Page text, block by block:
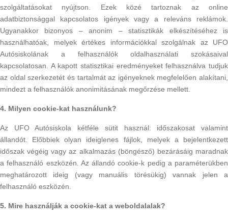
szolgáltatásokat nyújtson. Ezek közé tartoznak az online
adatbiztonsággal kapcsolatos igények vagy a releváns reklámok.
Ugyanakkor bizonyos – anonim – statisztikák elkészítéséhez is
használhatóak, melyek értékes információkkal szolgálnak az UFO
Autósiskolának a felhasználók oldalhasználati szokásaival
kapcsolatosan. A kapott statisztikai eredményeket felhasználva tudjuk
az oldal szerkezetét és tartalmát az igényeknek megfelelően alakítani,
mindezt a felhasználók anonimitásának megőrzése mellett.
4. Milyen cookie-kat használunk?
Az UFO Autósiskola kétféle sütit használ: időszakosat valamint
állandót. Előbbiek olyan ideiglenes fájlok, melyek a bejelentkezett
időszak végéig vagy az alkalmazás (böngésző) bezárásáig maradnak
a felhasználó eszközén. Az állandó cookie-k pedig a paraméterükben
meghatározott ideig (vagy manuális törésükig) vannak jelen a
felhasználó eszközén.
5. Mire használják a cookie-kat a weboldalalak?